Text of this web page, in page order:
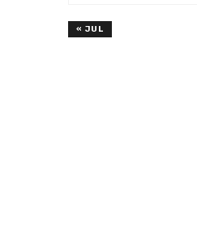
« JUL